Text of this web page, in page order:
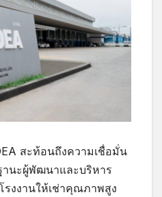
สะท้อนถึงความเชื่อมั่น
นะผู้พัฒนาและบริหาร
งงานให้เช่าคุณภาพสูง